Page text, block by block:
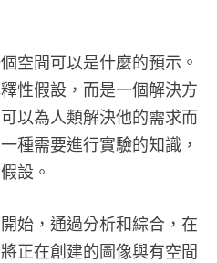
空間可以是什麼的預示。
性假設，而是一個解決方
以為人類解決他的需求而
種需要進行實驗的知識，
設。
始，通過分析和綜合，在
正在創建的圖像與有空間